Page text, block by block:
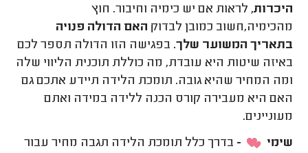
היכרות, לראות אם יש כימיה וחיבור. חוץ
מהכימיה,חשוב כמובן לבדוק האם הדולה פנויה
בתאריך המשוער שלך. בפגישה הזו הדולה תספר לכם
באיזה שיטות היא עובדת, מה כוללת תוכנית הליווי שלה
ומה המחיר שהיא גובה. תומכת הלידה תיידע אתכם גם
האם היא מעבירה קורס הכנה ללידה במידה ואתם
מעוניינים.
שימי
- בדרך כלל תומכת הלידה תגבה מחיר עבור